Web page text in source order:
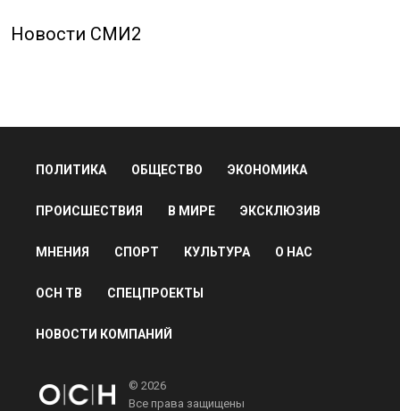
Новости СМИ2
ПОЛИТИКА ОБЩЕСТВО ЭКОНОМИКА
ПРОИСШЕСТВИЯ В МИРЕ ЭКСКЛЮЗИВ
МНЕНИЯ СПОРТ КУЛЬТУРА О НАС
ОСН ТВ СПЕЦПРОЕКТЫ
НОВОСТИ КОМПАНИЙ
© 2026
Все права защищены